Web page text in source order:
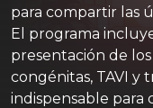
para compartir las
El programa
presentación de
congénitas, TAVI y
indispensable para